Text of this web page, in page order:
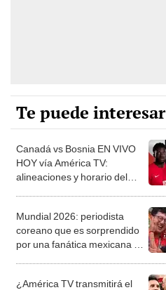
Te puede interesar
Canadá vs Bosnia EN VIVO
HOY vía América TV:
alineaciones y horario del
Mundial 2026: periodista
coreano que es sorprendido
por una fanática mexicana en
¿América TV transmitirá el